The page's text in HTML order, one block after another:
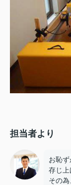
担当者より
お恥
存じ上
その